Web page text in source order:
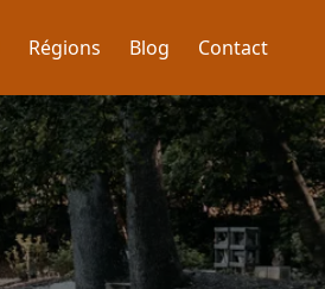
Régions Blog Contact